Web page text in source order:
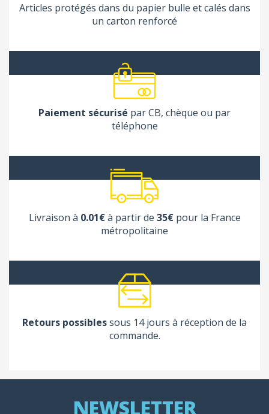
Articles protégés dans du papier bulle et calés dans
un carton renforcé
Paiement sécurisé par CB, chèque ou par
téléphone
Livraison à 0.01€à partir de 35€pour la France
métropolitaine
Retours possiblessous 14 jours à réception de la
commande.